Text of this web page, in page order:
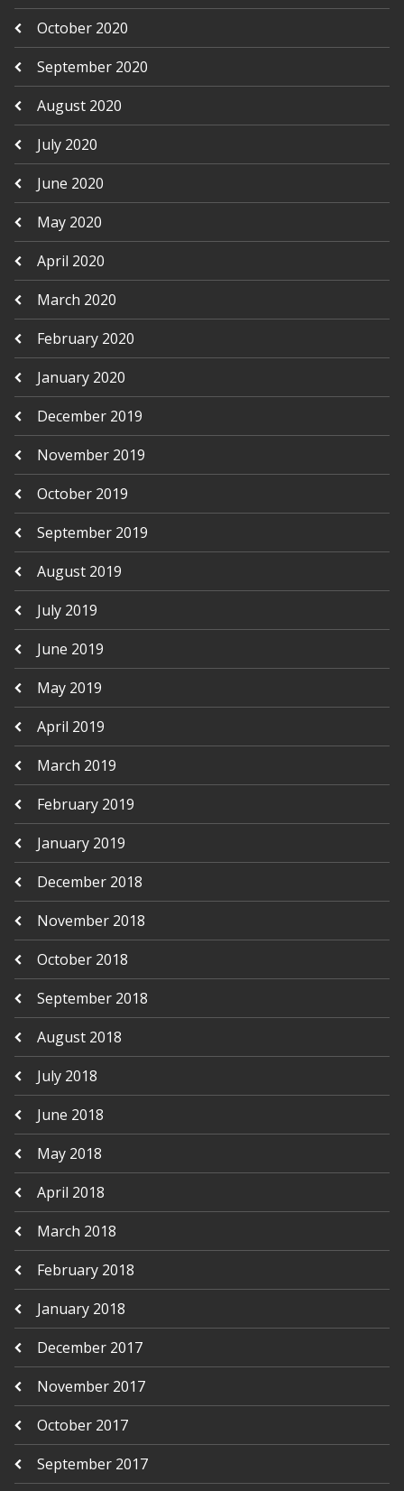
October 2020
September 2020
August 2020
July 2020
June 2020
May 2020
April 2020
March 2020
February 2020
January 2020
December 2019
November 2019
October 2019
September 2019
August 2019
July 2019
June 2019
May 2019
April 2019
March 2019
February 2019
January 2019
December 2018
November 2018
October 2018
September 2018
August 2018
July 2018
June 2018
May 2018
April 2018
March 2018
February 2018
January 2018
December 2017
November 2017
October 2017
September 2017